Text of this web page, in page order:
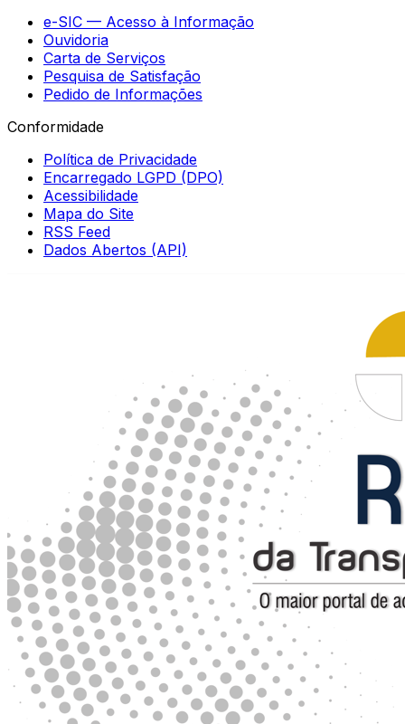
e-SIC — Acesso à Informação
Ouvidoria
Carta de Serviços
Pesquisa de Satisfação
Pedido de Informações
Conformidade
Política de Privacidade
Encarregado LGPD (DPO)
Acessibilidade
Mapa do Site
RSS Feed
Dados Abertos (API)